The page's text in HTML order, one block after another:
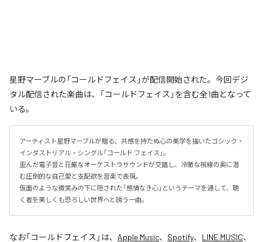
星野マーブルの「コールドフェイス」が配信開始された。今回デジ
タル配信された楽曲は、「コールドフェイス」を含む全1曲となって
いる。
アーティスト星野マーブルが贈る、共感を持たぬ心の美学を描いたゴシック・
インダストリアル・シングル「コールド フェイス」。
歪んだ電子音と荘厳なオーケストラサウンドが交錯し、冷徹な視線の奥に潜
む圧倒的な自己愛と支配欲を音楽で表現。
仮面のような微笑みの下に隠された「感情なき心」というテーマを通して、聴
く者を美しくも恐ろしい世界へと誘う一曲。
なお「コールドフェイス 」は、 Apple Music、 Spotify、 LINE MUSIC、